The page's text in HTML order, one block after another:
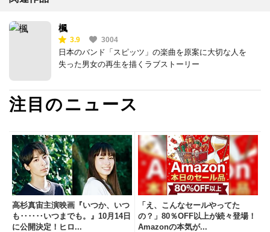
楓
3.9 3004
日本のバンド「スピッツ」の楽曲を原案に大切な人を
失った男女の再生を描くラブストーリー
注目のニュース
高杉真宙主演映画『いつか、いつ
も‥‥‥いつまでも。』10月14日
に公開決定！ヒロ...
「え、こんなセールやってた
の？」80％OFF以上が続々登場！
Amazonの本気が...